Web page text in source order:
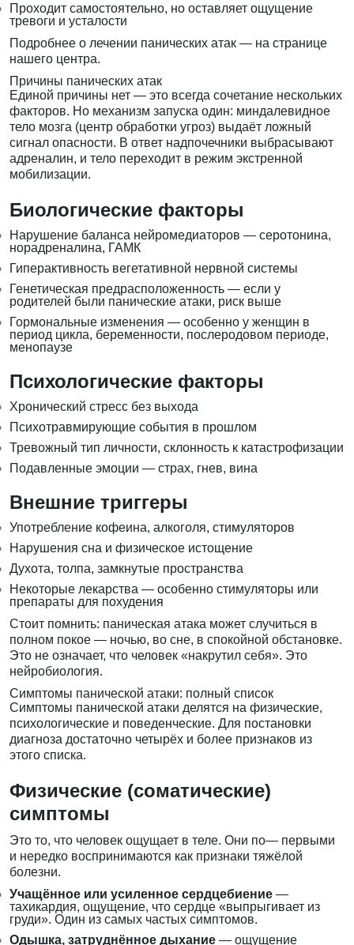
Проходит самостоятельно, но оставляет ощущение
тревоги и усталости
Подробнее о лечении панических атак — на странице
нашего центра.
Причины панических атак
Единой причины нет — это всегда сочетание нескольких
факторов. Но механизм запуска один: миндалевидное
тело мозга (центр обработки угроз) выдаёт ложный
сигнал опасности. В ответ надпочечники выбрасывают
адреналин, и тело переходит в режим экстренной
мобилизации.
Биологические факторы
Нарушение баланса нейромедиаторов — серотонина,
норадреналина, ГАМК
Гиперактивность вегетативной нервной системы
Генетическая предрасположенность — если у
родителей были панические атаки, риск выше
Гормональные изменения — особенно у женщин в
период цикла, беременности, послеродовом периоде,
менопаузе
Психологические факторы
Хронический стресс без выхода
Психотравмирующие события в прошлом
Тревожный тип личности, склонность к катастрофизации
Подавленные эмоции — страх, гнев, вина
Внешние триггеры
Употребление кофеина, алкоголя, стимуляторов
Нарушения сна и физическое истощение
Духота, толпа, замкнутые пространства
Некоторые лекарства — особенно стимуляторы или
препараты для похудения
Стоит помнить: паническая атака может случиться в
полном покое — ночью, во сне, в спокойной обстановке.
Это не означает, что человек «накрутил себя». Это
нейробиология.
Симптомы панической атаки: полный список
Симптомы панической атаки делятся на физические,
психологические и поведенческие. Для постановки
диагноза достаточно четырёх и более признаков из
этого списка.
Физические (соматические)
симптомы
Это то, что человек ощущает в теле. Они по— первыми
и нередко воспринимаются как признаки тяжёлой
болезни.
Учащённое или усиленное сердцебиение —
тахикардия, ощущение, что сердце «выпрыгивает из
груди». Один из самых частых симптомов.
Одышка, затруднённое дыхание — ощущение